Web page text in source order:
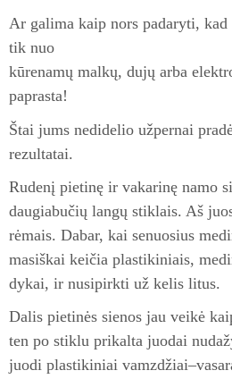
Ar galima kaip nors padaryti, kad
tik nuo
kūrenamų malkų, dujų arba
paprasta!
Štai jums nedidelio užpernai
rezultatai.
Rudenį pietinę ir vakarinę namo
daugiabučių langų stiklais. Aš
rėmais. Dabar, kai senuosius
masiškai keičia plastikiniais,
dykai, ir nusipirkti už kelis litus.
Dalis pietinės sienos jau veikė
ten po stiklu prikalta juodai
juodi plastikiniai